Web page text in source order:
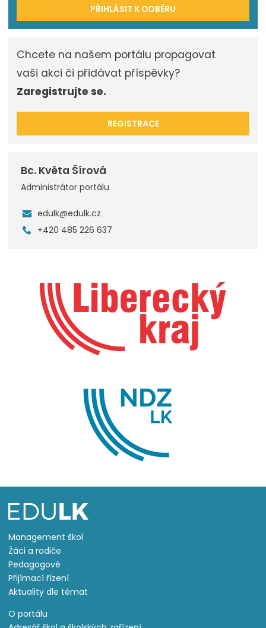
PŘIHLÁSIT K ODBĚRU
Chcete na našem portálu propagovat
vaši akci či přidávat příspěvky?
Zaregistrujte se.
REGISTRACE
Bc. Květa Šírová
Administrátor portálu
edulk@edulk.cz
+420 485 226 637
Management škol
Žáci a rodiče
Pedagogové
Přijímací řízení
Aktuality dle témat
O portálu